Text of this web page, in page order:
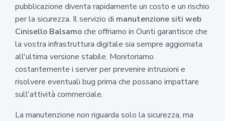
pubblicazione diventa rapidamente un costo e un rischio
per la sicurezza. Il servizio di manutenzione siti web
Cinisello Balsamoche offriamo in Ounti garantisce che
la vostra infrastruttura digitale sia sempre aggiornata
all'ultima versione stabile. Monitoriamo
costantemente i server per prevenire intrusioni e
risolvere eventuali bug prima che possano impattare
sull'attività commerciale.
La manutenzione non riguarda solo la sicurezza, ma